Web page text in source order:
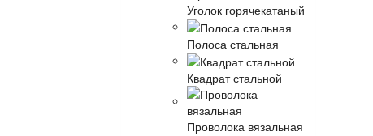
Уголок горячекатаный
Полоса стальная
Квадрат стальной
Проволока вязальная